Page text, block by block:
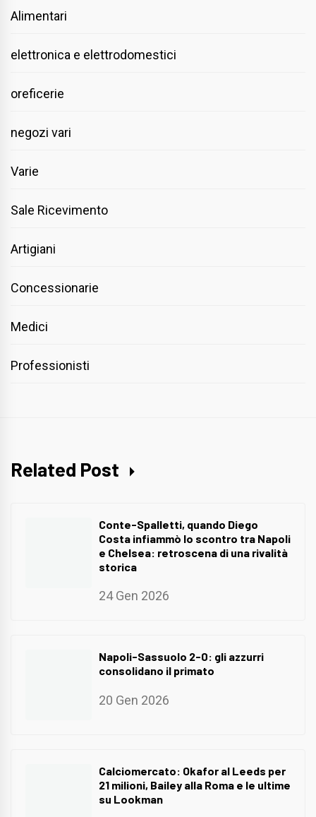
Alimentari
elettronica e elettrodomestici
oreficerie
negozi vari
Varie
Sale Ricevimento
Artigiani
Concessionarie
Medici
Professionisti
Related Post
Conte-Spalletti, quando Diego
Costa infiammò lo scontro tra Napoli
e Chelsea: retroscena di una rivalità
storica
24 Gen 2026
Napoli-Sassuolo 2-0: gli azzurri
consolidano il primato
20 Gen 2026
Calciomercato: Okafor al Leeds per
21 milioni, Bailey alla Roma e le ultime
su Lookman